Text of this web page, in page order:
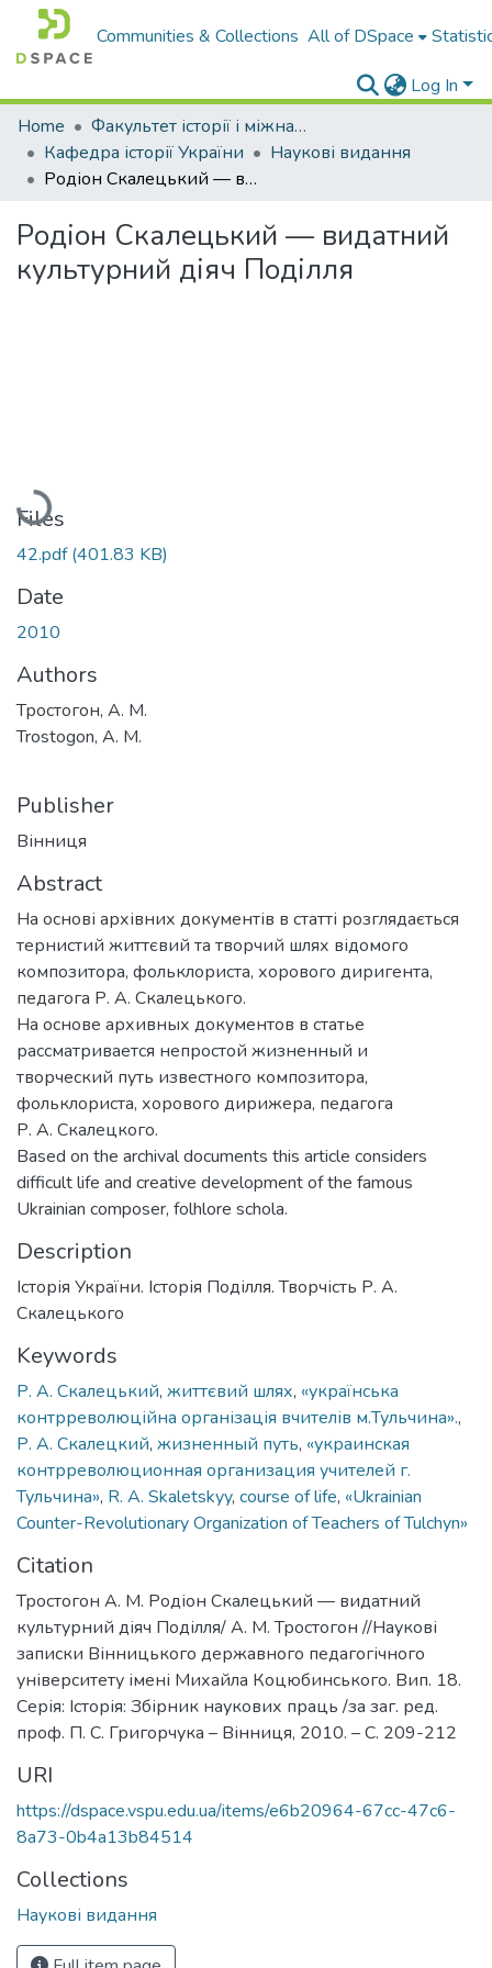
Communities & Collections All of DSpace
Log In
Home
Факультет історії і міжнародних відносин
Кафедра історії України
Наукові видання
Родіон Скалецький — видатний культурний діяч Поділля
Родіон Скалецький — видатний
культурний діяч Поділля
Loading...
Files
42.pdf(401.83 KB)
Date
2010
Authors
Тростогон, А. М.
Trostogon, A. M.
Publisher
Вінниця
Abstract
На основі архівних документів в статті розглядається
тернистий життєвий та творчий шлях відомого
композитора, фольклориста, хорового диригента,
педагога Р. А. Скалецького.
На основе архивных документов в статье
рассматривается непростой жизненный и
творческий путь известного композитора,
фольклориста, хорового дирижера, педагога
Р. А. Скалецкого.
Based on the archival documents this article considers
difficult life and creative development of the famous
Ukrainian composer, folhlore schola.
Description
Історія України. Історія Поділля. Творчість Р. А.
Скалецького
Keywords
Р. А. Скалецький, життєвий шлях, «українська
контрреволюційна організація вчителів м.Тульчина».,
Р. А. Скалецкий, жизненный путь, «украинская
контрреволюционная организация учителей г.
Тульчина», R. A. Skaletskyy, course of life, «Ukrainian
Counter-Revolutionary Organization of Teachers of Tulchyn»
Citation
Тростогон А. М. Родіон Скалецький — видатний
культурний діяч Поділля/ А. М. Тростогон //Наукові
записки Вінницького державного педагогічного
університету імені Михайла Коцюбинського. Вип. 18.
Серія: Історія: Збірник наукових праць /за заг. ред.
проф. П. С. Григорчука – Вінниця, 2010. – С. 209-212
URI
https://dspace.vspu.edu.ua/items/e6b20964-67cc-47c6-
8a73-0b4a13b84514
Collections
Наукові видання